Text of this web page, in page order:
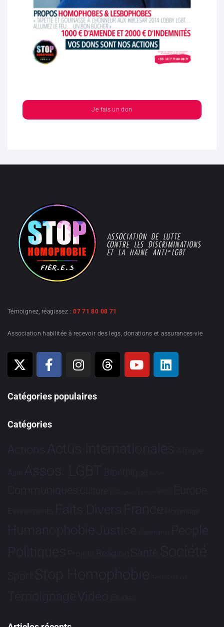
Je fais un don
Témoignez, réagissez :07 71 80 08 71
Association habilitée à recevoir des legs, donations et assurances-vie
Catégories populaires
Catégories
Actions Actus Internationales Afrique
Asie Assos. LGBT Bioéthique Brève
Communiqués Culture Dialogues France-Brésil Europe
Evénements Faits Divers France Hommage
HumanophobieJustice Partenariat People
Politiques Projets Religion Santé Société
Sport Stop Homophobie Tech Tribune
TémoignageVidéo Études